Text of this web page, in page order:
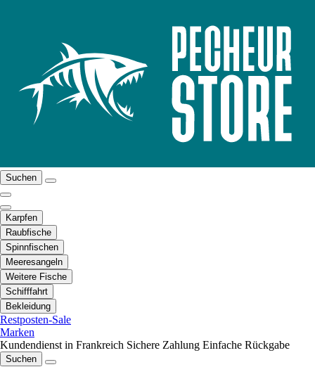
Suchen
Karpfen
Raubfische
Spinnfischen
Meeresangeln
Weitere Fische
Schifffahrt
Bekleidung
Restposten-Sale
Marken
Kundendienst in Frankreich Sichere Zahlung Einfache Rückgabe
Suchen